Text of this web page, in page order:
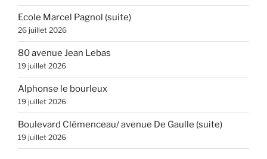
Ecole Marcel Pagnol (suite)
26 juillet 2026
80 avenue Jean Lebas
19 juillet 2026
Alphonse le bourleux
19 juillet 2026
Boulevard Clémenceau/ avenue De Gaulle (suite)
19 juillet 2026